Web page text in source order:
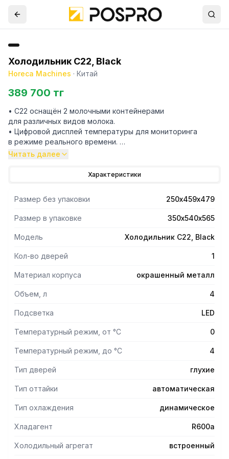
Холодильник С22, Black
Horeca Machines · Китай
389 700 тг
• C22 оснащён 2 молочными контейнерами
для различных видов молока.
• Цифровой дисплей температуры для мониторинга
в режиме реального времени.
• Автоматическая чистка для круглосуточного
• Интеллектуальная система контроля температуры
напитков.
• Автоматический контроль объёма молока
с предупреждением о необходимости пополнить
контейнер, что гарантирует достаточное количество
• Светодиодное освещение, низкое потребление
• Съёмный молочный контейнер, который легко
• Автоматически разморозка.
Читать далее
Характеристики
Размер без упаковки 250х459х479
Размер в упаковке 350х540х565
Модель Холодильник С22, Black
Кол-во дверей 1
Материал корпуса окрашенный металл
Объем, л 4
Подсветка LED
Температурный режим, от °С 0
Температурный режим, до °С 4
Тип дверей глухие
Тип оттайки автоматическая
Тип охлаждения динамическое
Хладагент R600а
Холодильный агрегат встроенный